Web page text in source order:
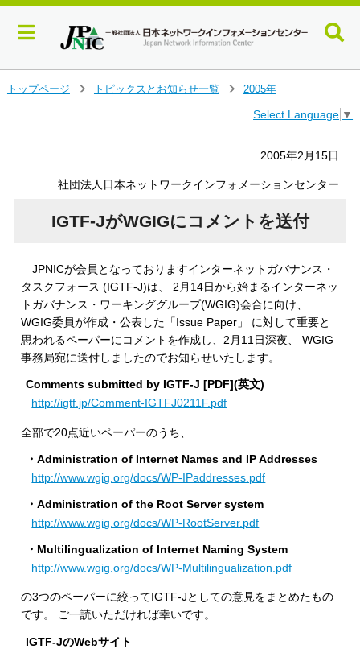
トップページ
トピックスとお知らせ一覧
2005年
Select Language ▼
2005年2月15日
社団法人日本ネットワークインフォメーションセンター
IGTF-JがWGIGにコメントを送付
JPNICが会員となっておりますインターネットガバナンス・
タスクフォース (IGTF-J)は、 2月14日から始まるインターネッ
トガバナンス・ワーキンググループ(WGIG)会合に向け、
WGIG委員が作成・公表した「Issue Paper」 に対して重要と
思われるペーパーにコメントを作成し、2月11日深夜、 WGIG
事務局宛に送付しましたのでお知らせいたします。
Comments submitted by IGTF-J [PDF](英文)
http://igtf.jp/Comment-IGTFJ0211F.pdf
全部で20点近いペーパーのうち、
・Administration of Internet Names and IP Addresses
http://www.wgig.org/docs/WP-IPaddresses.pdf
・Administration of the Root Server system
http://www.wgig.org/docs/WP-RootServer.pdf
・Multilingualization of Internet Naming System
http://www.wgig.org/docs/WP-Multilingualization.pdf
の3つのペーパーに絞ってIGTF-Jとしての意見をまとめたもの
です。 ご一読いただければ幸いです。
IGTF-JのWebサイト